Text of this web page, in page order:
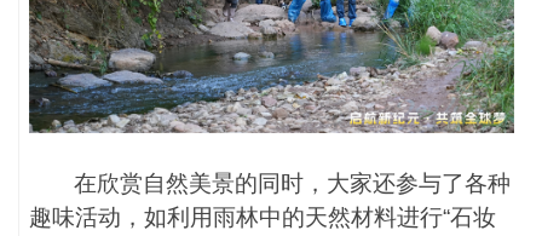
在欣赏自然美景的同时，大家还参与了各种
趣味活动，如利用雨林中的天然材料进行“石妆